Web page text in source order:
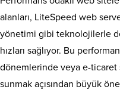
alanları, LiteSpeed web
yönetimi gibi teknolojilerle
hızları sağlıyor. Bu
dönemlerinde veya e-
sunmak açısından büyük